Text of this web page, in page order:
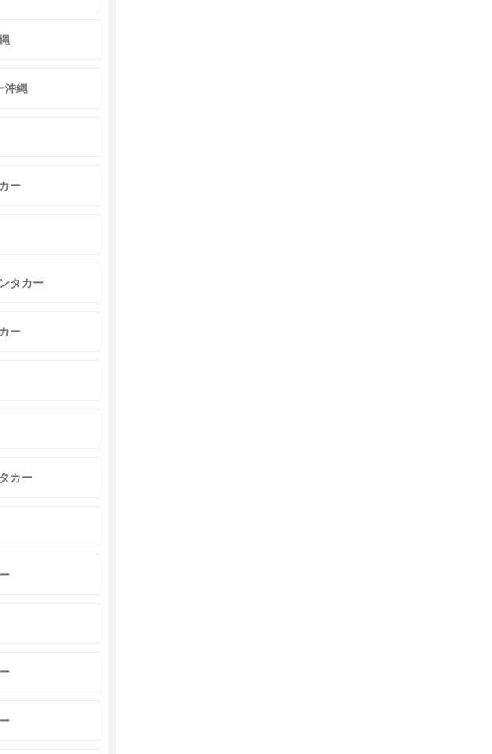
沖縄
ー
タカー
ー
カー